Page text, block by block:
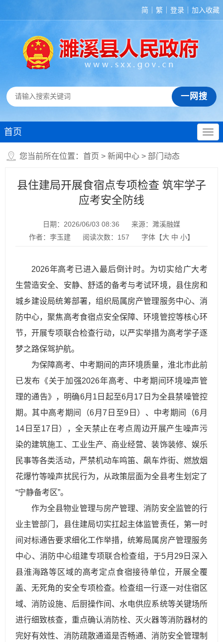
简 繁 登录 加入收藏
首页
您当前所在位置： 首页 > 新闻中心 > 部门动态
县住建局开展食宿点专项检查 筑牢学子
应考安全防线
日期：2026/06/03 08:36
来源：濉溪融媒
作者：李玉建
阅读次数： 157 字体【大 中 小】
2026年高考已进入最后倒计时。为切实给广大考
生营造安全、安静、舒适的备考与考试环境，县住房和
城乡建设局统筹部署，组织局属房产管理服务中心、消
防中心，聚焦高考食宿点安全保障、环境管控等核心环
节，开展专项联合检查行动，以严实举措为高考学子逐
梦之路保驾护航。
为保障高考、中考期间的声环境质量，淮北市此前
已发布《关于加强2026年高考、中考期间环境噪声管
理的通告》，明确6月1日起至6月17日为全县禁噪管控
期。其中高考期间（6月7日至9日）、中考期间（6月
14日至17日），全天禁止在考点周边开展产生噪声污
染的建筑施工、工业生产、商业经营、装饰装修、娱乐
民事等各类活动，严禁机动车鸣笛、飙车炸街、燃放烟
花爆竹等噪声扰民行为，从政策层面为全县考生划定了
“宁静备考区”。
作为全县物业管理与房产管理、消防安全监管的行
业主管部门，县住建局切实扛起主体监管责任，第一时
间对标通告要求细化工作举措，统筹局属房产管理服务
中心、消防中心组建专项联合检查组，于5月29日深入
县淮海路等区域的高考定点食宿接待单位，开展全覆
盖、无死角的安全专项检查。检查组一行逐一对住宿区
域、消防设施、后厨操作间、水电供应系统等关键场所
进行细致核查，重点确认消防栓、灭火器等消防器材的
完好有效性、消防疏散通道是否畅通、消防安全管理制